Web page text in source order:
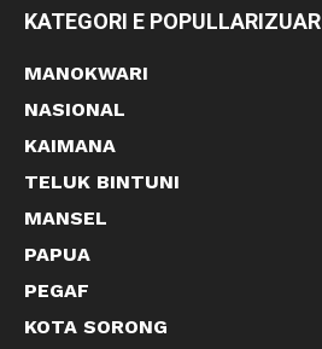
KATEGORI E POPULLARIZUAR
MANOKWARI
NASIONAL
KAIMANA
TELUK BINTUNI
MANSEL
PAPUA
PEGAF
KOTA SORONG